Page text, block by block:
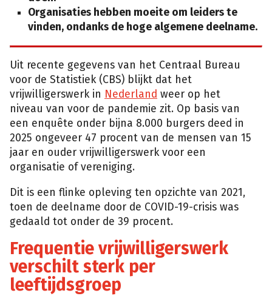
Organisaties hebben moeite om leiders te
vinden, ondanks de hoge algemene deelname.
Uit recente gegevens van het Centraal Bureau
voor de Statistiek (CBS) blijkt dat het
vrijwilligerswerk in Nederland weer op het
niveau van voor de pandemie zit. Op basis van
een enquête onder bijna 8.000 burgers deed in
2025 ongeveer 47 procent van de mensen van 15
jaar en ouder vrijwilligerswerk voor een
organisatie of vereniging.
Dit is een flinke opleving ten opzichte van 2021,
toen de deelname door de COVID-19-crisis was
gedaald tot onder de 39 procent.
Frequentie vrijwilligerswerk
verschilt sterk per
leeftijdsgroep